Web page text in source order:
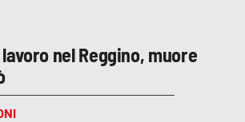
nel Reggino, muore